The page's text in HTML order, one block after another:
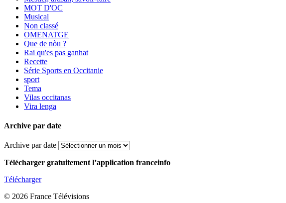
MOT D'OC
Musical
Non classé
OMENATGE
Que de nòu ?
Rai qu'es pas ganhat
Recette
Série Sports en Occitanie
sport
Tema
Vilas occitanas
Vira lenga
Archive par date
Archive par date
Télécharger gratuitement l’application franceinfo
Télécharger
© 2026 France Télévisions